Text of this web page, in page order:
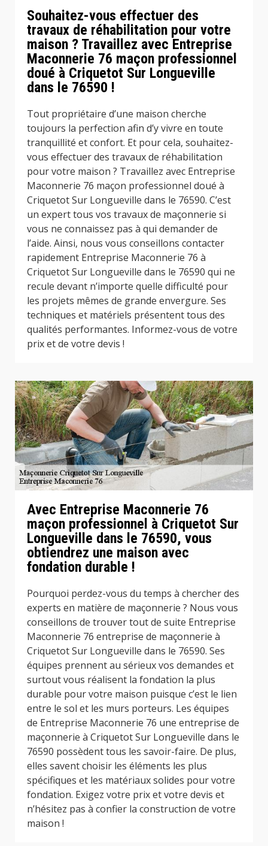
Souhaitez-vous effectuer des
travaux de réhabilitation pour votre
maison ? Travaillez avec Entreprise
Maconnerie 76 maçon professionnel
doué à Criquetot Sur Longueville
dans le 76590 !
Tout propriétaire d’une maison cherche
toujours la perfection afin d’y vivre en toute
tranquillité et confort. Et pour cela, souhaitez-
vous effectuer des travaux de réhabilitation
pour votre maison ? Travaillez avec Entreprise
Maconnerie 76 maçon professionnel doué à
Criquetot Sur Longueville dans le 76590. C’est
un expert tous vos travaux de maçonnerie si
vous ne connaissez pas à qui demander de
l’aide. Ainsi, nous vous conseillons contacter
rapidement Entreprise Maconnerie 76 à
Criquetot Sur Longueville dans le 76590 qui ne
recule devant n’importe quelle difficulté pour
les projets mêmes de grande envergure. Ses
techniques et matériels présentent tous des
qualités performantes. Informez-vous de votre
prix et de votre devis !
Avec Entreprise Maconnerie 76
maçon professionnel à Criquetot Sur
Longueville dans le 76590, vous
obtiendrez une maison avec
fondation durable !
Pourquoi perdez-vous du temps à chercher des
experts en matière de maçonnerie ? Nous vous
conseillons de trouver tout de suite Entreprise
Maconnerie 76 entreprise de maçonnerie à
Criquetot Sur Longueville dans le 76590. Ses
équipes prennent au sérieux vos demandes et
surtout vous réalisent la fondation la plus
durable pour votre maison puisque c’est le lien
entre le sol et les murs porteurs. Les équipes
de Entreprise Maconnerie 76 une entreprise de
maçonnerie à Criquetot Sur Longueville dans le
76590 possèdent tous les savoir-faire. De plus,
elles savent choisir les éléments les plus
spécifiques et les matériaux solides pour votre
fondation. Exigez votre prix et votre devis et
n’hésitez pas à confier la construction de votre
maison !